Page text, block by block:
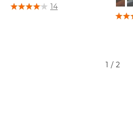
4 sur 5 Évaluation des clients
14
5 sur
1 / 2